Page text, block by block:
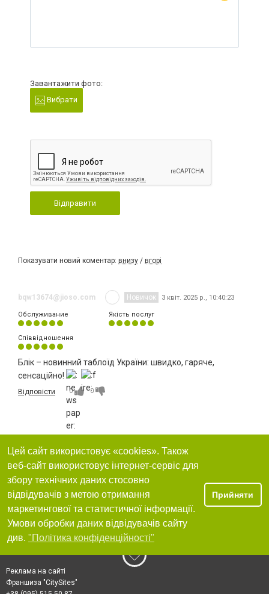
Завантажити фото:
Вибрати
Відправити
Показувати новий коментар: внизу / вгорі
bqw13674@jioso.com Новичок 3 квіт. 2025 р., 10:40:23
Обслуживание Якість послуг
Співвідношення
Блік – новинний таблоїд України: швидко, гаряче,
сенсаційно!
Відповісти 0 0
Цей сайт використовує «cookies». Також
веб-сайт використовує інтернет-сервіс для
збору технічних даних стосовно
відвідувачів з метою отримання
маркетингової та статистичної інформації.
Умови обробки даних відвідувачів сайту
див. "Політика конфіденційності"
Прийняти
Реклама на сайті
Франшиза "CitySites"